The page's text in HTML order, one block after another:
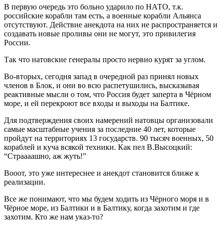
В первую очередь это больно ударило по НАТО, т.к.
российские корабли там есть, а военные корабли Альянса
отсутствуют. Действие анекдота на них не распространяется и
создавать новые проливы они не могут, это привилегия
России.
Так что натовские генералы просто нервно курят за углом.
Во-вторых, сегодня запад в очередной раз принял новых
членов в Блок, и они во всю распетушились, высказывая
реактивные мысли о том, что Россия будет заперта в Чёрном
море, и ей перекроют все входы и выходы на Балтике.
Для подтверждения своих намерений натовцы организовали
самые масштабные учения за последние 40 лет, которые
пройдут на территориях 13 государств. 90 тысяч военных, 50
кораблей и куча всякой техники. Как пел В.Высоцкий:
“Страааашно, аж жуть!”
Вооот, это уже интереснее и анекдот становится ближе к
реализации.
Все же понимают, что мы будем ходить из Чёрного моря и в
Чёрное море, из Балтики и в Балтику, когда захотим и где
захотим. Кто же нам указ-то?